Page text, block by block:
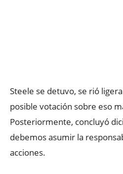
Steele se detuvo, se rió
posible votación sobre eso
Posteriormente, concluyó
debemos asumir la
acciones.